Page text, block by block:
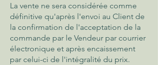
La vente ne sera considérée comme
définitive qu'après l'envoi au Client de
la confirmation de l'acceptation de la
commande par le Vendeur par courrier
électronique et après encaissement
par celui-ci de l'intégralité du prix.